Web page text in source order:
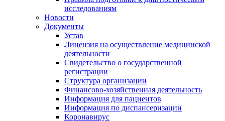
исследованиям
Новости
Документы
Устав
Лицензия на осуществление медицинской
деятельности
Свидетельство о государственной
регистрации
Структура организации
Финансово-хозяйственная деятельность
Информация для пациентов
Информация по диспансеризации
Коронавирус